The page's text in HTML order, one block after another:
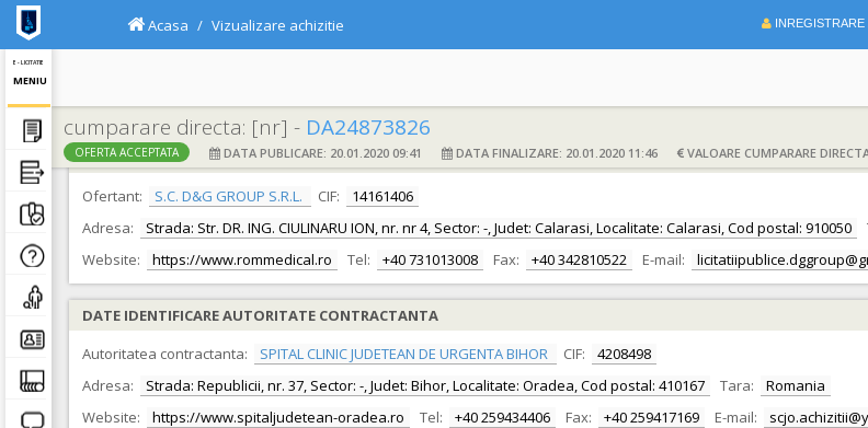
E - LICITATIE
MENIU
Acasa Vizualizare achizitie
cumparare directa: [nr] - DA24873826
OFERTA ACCEPTATA DATA PUBLICARE: 20.01.2020 09:41 DATA FINALIZARE: 20.01.2020 11:46 VALOARE CUMPARARE
DATE IDENTIFICARE OFERTANT
Ofertant:
S.C. D&G GROUP S.R.L. CIF:
14161406
Adresa:
Strada: Str. DR. ING. CIULINARU ION, nr. nr 4, Sector: -, Judet: Calarasi, Localitate: Calarasi, Cod postal: 910050
Website:
https://www.rommedical.ro Tel: +40 731013008 Fax: +40 342810522 E-mail:
DATE IDENTIFICARE AUTORITATE CONTRACTANTA
Autoritatea contractanta:
SPITAL CLINIC JUDETEAN DE URGENTA BIHOR CIF:
4208498
Adresa:
Strada: Republicii, nr. 37, Sector: -, Judet: Bihor, Localitate: Oradea, Cod postal: 410167 Tara:
Romania
Website:
https://www.spitaljudetean-oradea.ro Tel: +40 259434406 Fax: +40 259417169 E-mail: